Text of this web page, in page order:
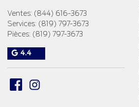
Ventes: (844) 616-3673
Services: (819) 797-3673
Pièces: (819) 797-3673
4.4